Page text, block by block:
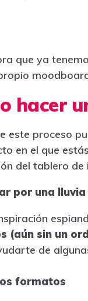
que ya
hacer
este proceso
en el que
del tablero de
por una
(aún sin un
de
formatos